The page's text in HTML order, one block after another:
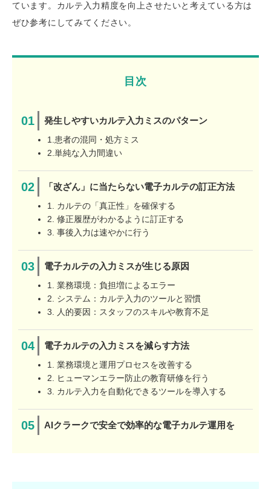
ています。カルテ入力精度を向上させたいと考えている方は
ぜひ参考にしてみてください。
目次
発生しやすいカルテ入力ミスのパターン
1.患者の混同・処方ミス
2.単純な入力間違い
「改ざん」に当たらない電子カルテの訂正方法
1. カルテの「真正性」を確保する
2. 修正履歴がわかるように訂正する
3. 事後入力は速やかに行う
電子カルテの入力ミスが生じる原因
1. 業務環境：負担増によるエラー
2. システム：カルテ入力のツールと習慣
3. 人的要因：スタッフのスキルや教育不足
電子カルテの入力ミスを減らす方法
1. 業務環境と運用プロセスを改善する
2. ヒューマンエラー防止の教育研修を行う
3. カルテ入力を自動化できるツールを導入する
AIクラークで安全で効率的な電子カルテ運用を